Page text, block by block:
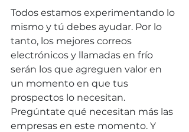
Todos estamos experimentando lo
mismo y tú debes ayudar. Por lo
tanto, los mejores correos
electrónicos y llamadas en frío
serán los que agreguen valor en
un momento en que tus
prospectos lo necesitan.
Pregúntate qué necesitan más las
empresas en este momento. Y